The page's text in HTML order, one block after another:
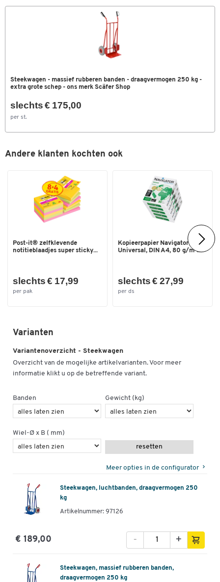
Wiellagers rollagers
luchtbanden
gentiaanblauw RAL 5010
Afmetingen
Steekwagen - massief rubberen banden - draagvermogen 250 kg -
extra grote schep - ons merk Scäfer Shop
slechts € 175,00
per st.
Andere klanten kochten ook
Post-it® zelfklevende
notitieblaadjes super sticky...
slechts € 17,99
per pak
Kopieerpapier Navigator
Universal, DIN A4, 80 g/m²...
slechts € 27,99
per ds
Varianten
Variantenoverzicht - Steekwagen
Overzicht van de mogelijke artikelvarianten. Voor meer
informatie klikt u op de betreffende variant.
Banden Gewicht (kg)
Wiel-Ø x B ( mm)
resetten
Meer opties in de configurator
Steekwagen, luchtbanden, draagvermogen 250
kg
Artikelnummer: 97126
€ 189,00 +
-
Steekwagen, massief rubberen banden,
draagvermogen 250 kg